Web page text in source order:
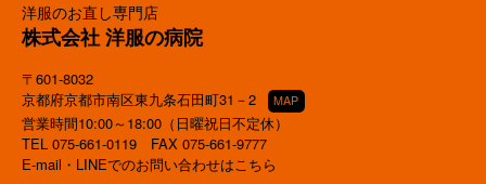
洋服のお直し専門店
株式会社 洋服の病院
〒601-8032
京都府京都市南区東九条石田町31－2
MAP
営業時間10:00～18:00（日曜祝日不定休）
TEL 075-661-0119 FAX 075-661-9777
E-mail・LINEでのお問い合わせはこちら